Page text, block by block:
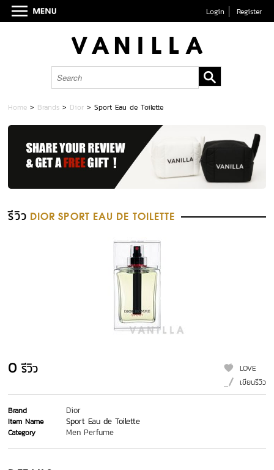
Login Register
Home > Brands > Dior >Sport Eau de Toilette
รีวิว DIOR SPORT EAU DE TOILETTE
0 รีวิว
LOVE
เขียนรีวิว
Brand Dior
Item Name Sport Eau de Toilette
Category Men Perfume